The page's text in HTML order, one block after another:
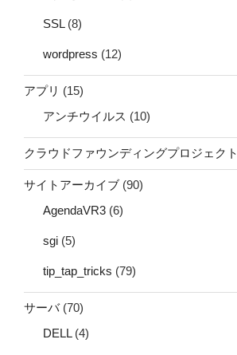
SSL(8)
wordpress (12)
アプリ (15)
アンチウイルス (10)
クラウドファウンディングプロジェクト
サイトアーカイブ (90)
AgendaVR3 (6)
sgi (5)
tip_tap_tricks (79)
サーバ(70)
DELL(4)